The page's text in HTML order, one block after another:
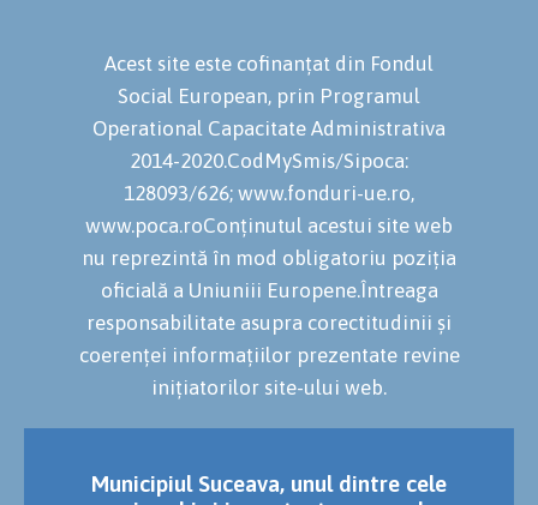
Acest site este cofinanțat din Fondul
Social European, prin Programul
Operational Capacitate Administrativa
2014-2020.CodMySmis/Sipoca:
128093/626; www.fonduri-ue.ro,
www.poca.roConținutul acestui site web
nu reprezintă în mod obligatoriu poziția
oficială a Uniuniii Europene.Întreaga
responsabilitate asupra corectitudinii și
coerenței informațiilor prezentate revine
inițiatorilor site-ului web.
Municipiul Suceava, unul dintre cele